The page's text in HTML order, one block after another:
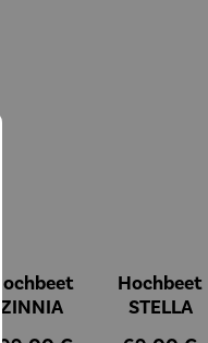
Hochbeet
ZINNIA
Hochbeet
STELLA